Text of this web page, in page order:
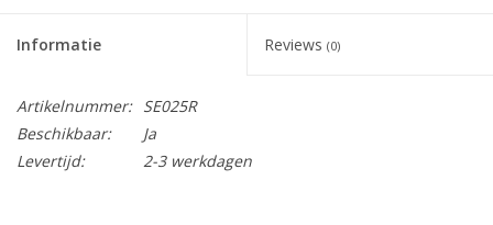
Informatie Reviews (0)
Artikelnummer: SE025R
Beschikbaar:
Ja
Levertijd:
2-3 werkdagen